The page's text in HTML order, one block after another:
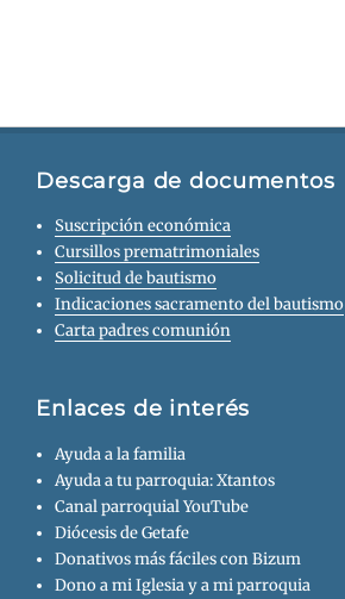
Descarga de documentos
Suscripción económica
Cursillos prematrimoniales
Solicitud de bautismo
Indicaciones sacramento del bautismo
Carta padres comunión
Enlaces de interés
Ayuda a la familia
Ayuda a tu parroquia: Xtantos
Canal parroquial YouTube
Diócesis de Getafe
Donativos más fáciles con Bizum
Dono a mi Iglesia y a mi parroquia